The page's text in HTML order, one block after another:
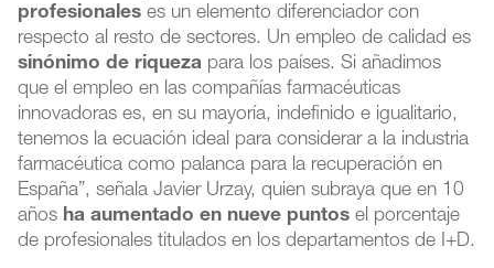
profesionales es un elemento diferenciador con
respecto al resto de sectores. Un empleo de calidad es
sinónimo de riqueza para los países. Si añadimos
que el empleo en las compañías farmacéuticas
innovadoras es, en su mayoría, indefinido e igualitario,
tenemos la ecuación ideal para considerar a la industria
farmacéutica como palanca para la recuperación en
España”, señala Javier Urzay, quien subraya que en 10
años ha aumentado en nueve puntos el porcentaje
de profesionales titulados en los departamentos de I+D.